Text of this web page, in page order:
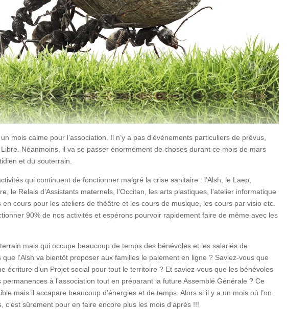
mois calme pour l’association. Il n’y a pas d’événements particuliers de prévus,
Libre. Néanmoins, il va se passer énormément de choses durant ce mois de mars
et du souterrain.
qui continuent de fonctionner malgré la crise sanitaire : l’Alsh, le Laep,
le Relais d’Assistants maternels, l’Occitan, les arts plastiques, l’atelier informatique
cours pour les ateliers de théâtre et les cours de musique, les cours par visio etc.
90% de nos activités et espérons pourvoir rapidement faire de même avec les
mais qui occupe beaucoup de temps des bénévoles et les salariés de
que l’Alsh va bientôt proposer aux familles le paiement en ligne ? Saviez-vous que
écriture d’un Projet social pour tout le territoire ? Et saviez-vous que les bénévoles
à l’association tout en préparant la future Assemblé Générale ? Ce
mais il accapare beaucoup d’énergies et de temps. Alors si il y a un mois où l’on
c’est sûrement pour en faire encore plus les mois d’après !!!